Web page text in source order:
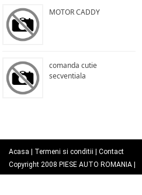
MOTOR CADDY
comanda cutie
secventiala
Acasa Termeni si conditii
Contact
Copyright 2008 PIESE AUTO ROMANIA